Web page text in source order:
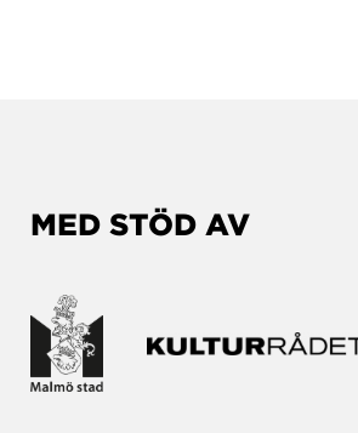
MED STÖD AV